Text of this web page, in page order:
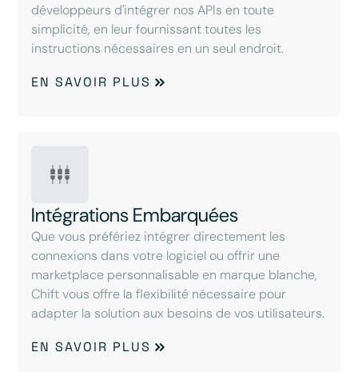
développeurs d'intégrer nos APIs en toute
simplicité, en leur fournissant toutes les
instructions nécessaires en un seul endroit.
EN SAVOIR PLUS
Intégrations Embarquées
Que vous préfériez intégrer directement les
connexions dans votre logiciel ou offrir une
marketplace personnalisable en marque blanche,
Chift vous offre la flexibilité nécessaire pour
adapter la solution aux besoins de vos utilisateurs.
EN SAVOIR PLUS